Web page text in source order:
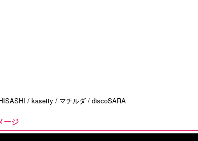
/ kasetty / マチルダ / discoSARA
ージ